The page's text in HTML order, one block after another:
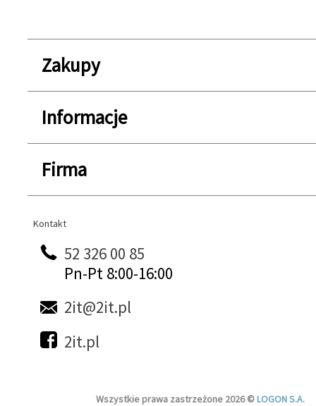
Zakupy
Informacje
Firma
Kontakt
Kontakt
52 326 00 85
Pn-Pt 8:00-16:00
2it@2it.pl
2it.pl
Wszystkie prawa zastrzeżone 2026 ©LOGON S.A.